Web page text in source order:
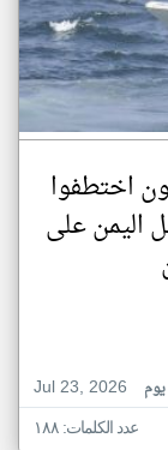
اختطفوا
اليمن على
Jul 23, 2026
عدد الكلمات: ١٨٨